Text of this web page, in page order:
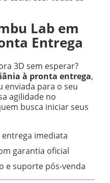
Lab em
Entrega
3D sem esperar?
à pronta entrega,
para o seu
agilidade no
busca iniciar seus
imediata
garantia oficial
e suporte pós-venda